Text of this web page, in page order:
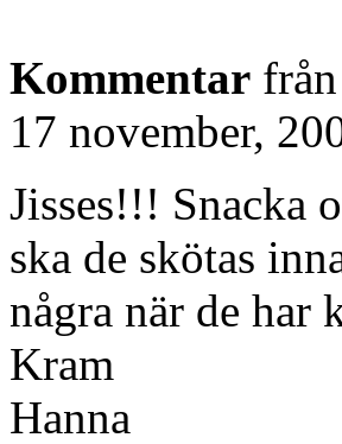
Kommentar från
17 november,
Jisses!!! Snacka
ska de skötas
några när de har
Kram
Hanna